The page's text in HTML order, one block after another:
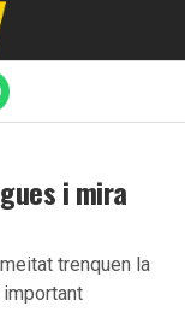
i mira
trenquen la